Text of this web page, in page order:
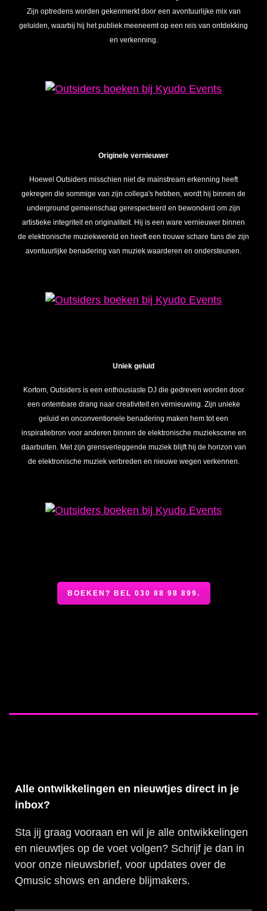
Zijn optredens worden gekenmerkt door een avontuurlijke mix van
geluiden, waarbij hij het publiek meeneemt op een reis van ontdekking
en verkenning.
Originele vernieuwer
Hoewel Outsiders misschien niet de mainstream erkenning heeft
gekregen die sommige van zijn collega's hebben, wordt hij binnen de
underground gemeenschap gerespecteerd en bewonderd om zijn
artistieke integriteit en originaliteit. Hij is een ware vernieuwer binnen
de elektronische muziekwereld en heeft een trouwe schare fans die zijn
avontuurlijke benadering van muziek waarderen en ondersteunen.
Uniek geluid
Kortom, Outsiders is een enthousiaste DJ die gedreven worden door
een ontembare drang naar creativiteit en vernieuwing. Zijn unieke
geluid en onconventionele benadering maken hem tot een
inspiratiebron voor anderen binnen de elektronische muziekscene en
daarbuiten. Met zijn grensverleggende muziek blijft hij de horizon van
de elektronische muziek verbreden en nieuwe wegen verkennen.
BOEKEN? BEL 030 88 98 899.
Alle ontwikkelingen en nieuwtjes direct in je
inbox?
Sta jij graag vooraan en wil je alle ontwikkelingen
en nieuwtjes op de voet volgen? Schrijf je dan in
voor onze nieuwsbrief, voor updates over de
Qmusic shows en andere blijmakers.